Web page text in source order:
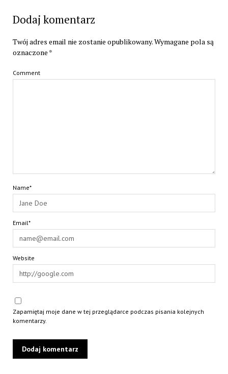
Dodaj komentarz
Twój adres email nie zostanie opublikowany.Wymagane pola są
oznaczone *
Comment
Name*
Email*
Website
Zapamiętaj moje dane w tej przeglądarce podczas pisania kolejnych
komentarzy.